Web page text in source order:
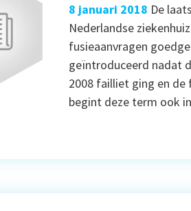
8 januari 2018 De
Nederlandse
fusieaanvragen
geïntroduceerd nadat
2008 failliet ging en de
begint deze term ook